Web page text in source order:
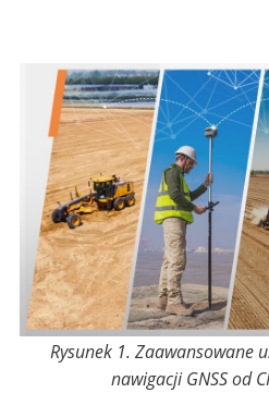
Rysunek 1. Zaawansowane
nawigacji GNSS od